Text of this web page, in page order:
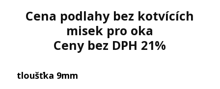
Cena podlahy bez kotvících
misek pro oka
Ceny bez DPH 21%
tloušťka 9mm